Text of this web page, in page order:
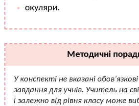
окуляри.
Методичні
У конспекті не вказані обов’язкові
завдання для учнів. Учитель на
і залежно від рівня класу може